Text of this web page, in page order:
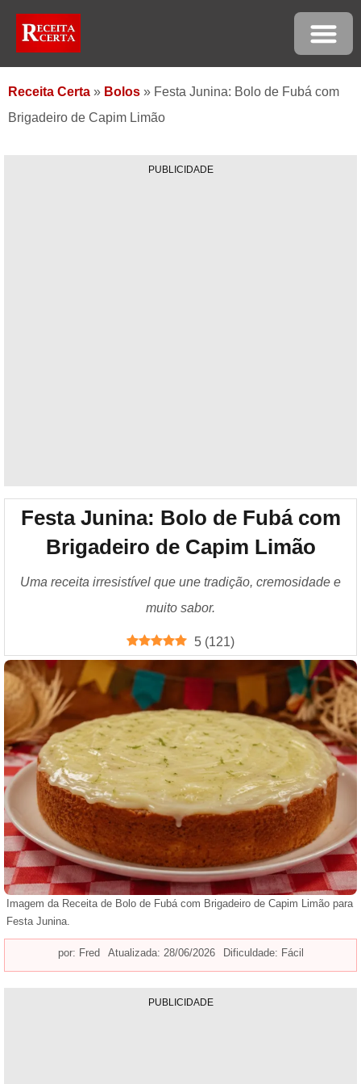
Receita Certa » Bolos » Festa Junina: Bolo de Fubá com
Brigadeiro de Capim Limão
PUBLICIDADE
Festa Junina: Bolo de Fubá com
Brigadeiro de Capim Limão
Uma receita irresistível que une tradição, cremosidade e
muito sabor.
5 (121)
Imagem da Receita de Bolo de Fubá com Brigadeiro de Capim Limão para
Festa Junina.
por: Fred Atualizada: 28/06/2026 Dificuldade: Fácil
PUBLICIDADE